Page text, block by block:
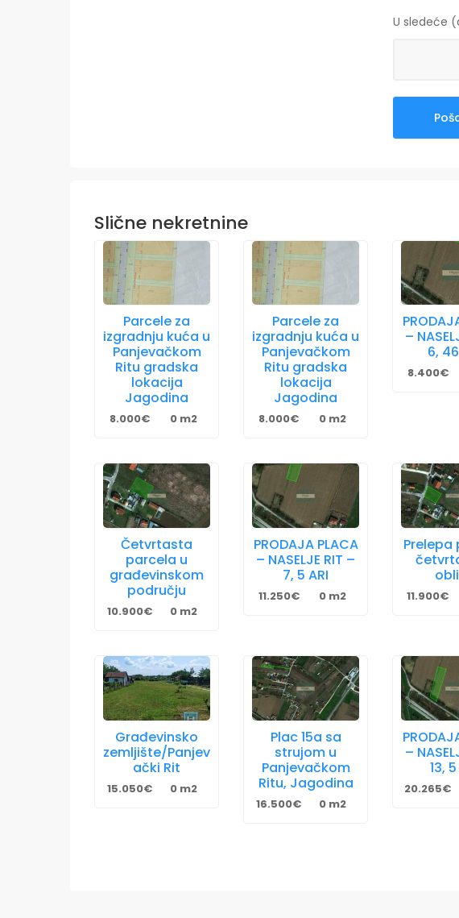
U sledeće
Slične nekretnine
Parcele za
izgradnju kuća u
Panjevačkom
Ritu gradska
lokacija
Jagodina
8.000€ 0 m2
Parcele za
izgradnju kuća u
Panjevačkom
Ritu gradska
lokacija
Jagodina
8.000€ 0 m2
–
6,
8.400€
Četvrtasta
parcela u
građevinskom
području
10.900€ 0 m2
PRODAJA PLACA
– NASELJE RIT –
7, 5 ARI
11.250€ 0 m2
Prelepa
11.900€
Građevinsko
zemljište/Panjev
ački Rit
15.050€ 0 m2
Plac 15a sa
strujom u
Panjevačkom
Ritu, Jagodina
16.500€ 0 m2
–
13,
20.265€